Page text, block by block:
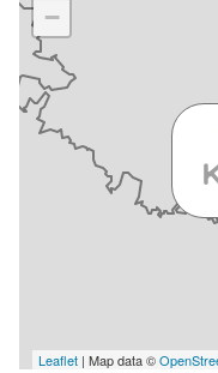
−
Leaflet | Map data ©